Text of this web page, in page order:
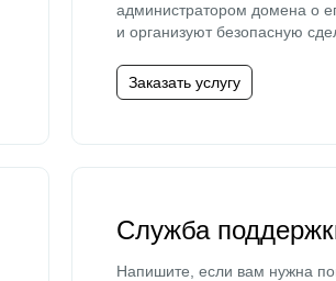
администратором домена о
и организуют безопасную
Заказать услугу
Служба
Напишите, если вам нужна